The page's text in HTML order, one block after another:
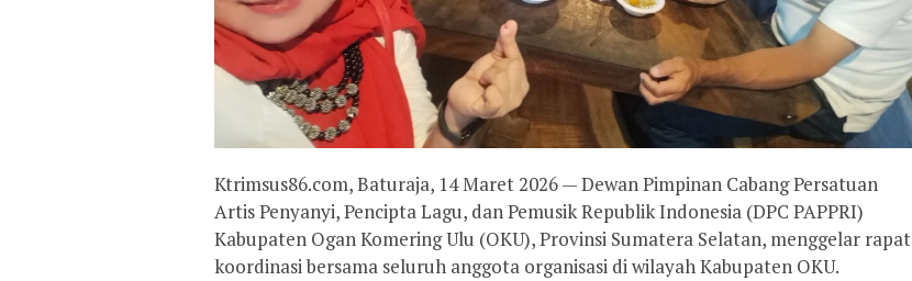
Ktrimsus86.com, Baturaja, 14 Maret 2026 — Dewan Pimpinan Cabang Persatuan
Artis Penyanyi, Pencipta Lagu, dan Pemusik Republik Indonesia (DPC PAPPRI)
Kabupaten Ogan Komering Ulu (OKU), Provinsi Sumatera Selatan, menggelar rapat
koordinasi bersama seluruh anggota organisasi di wilayah Kabupaten OKU.